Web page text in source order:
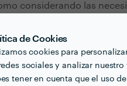
de Cookies
cookies para
sociales y analizar
tener en cuenta que el uso
considerando las